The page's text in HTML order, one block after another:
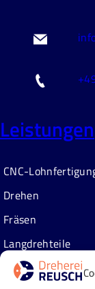
Leistungen
CNC-
Drehen
Fräsen
Langdrehteile
Zusatzleistungen